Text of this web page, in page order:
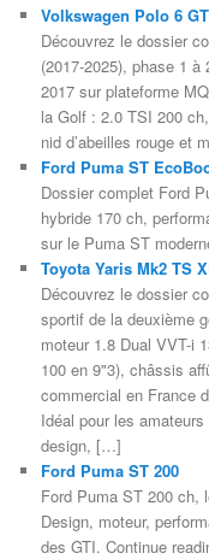
Volkswagen Polo 6
Découvrez le dossier
(2017-2025), phase 1
2017 sur plateforme
la Golf : 2.0 TSI 200
nid d’abeilles rouge et
Ford Puma ST
Dossier complet Ford
hybride 170 ch,
sur le Puma ST
Toyota Yaris Mk2 TS
Découvrez le dossier
sportif de la deuxième
moteur 1.8 Dual VVT-i
100 en 9"3), châssis
commercial en France
Idéal pour les
design, […]
Ford Puma ST 200
Ford Puma ST 200 ch,
Design, moteur,
des GTI. Continue